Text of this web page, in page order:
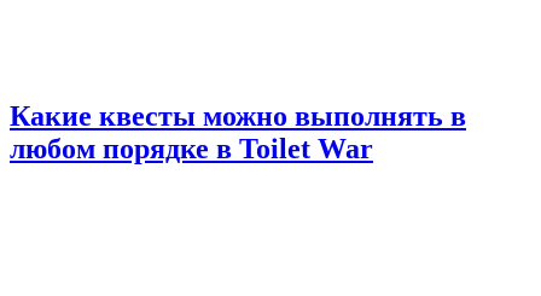
Какие квесты можно выполнять в
любом порядке в Toilet War